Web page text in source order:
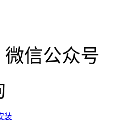
微信公众号
装